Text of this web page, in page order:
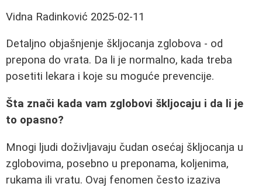
Vidna Radinković 2025-02-11
Detaljno objašnjenje škljocanja zglobova - od
prepona do vrata. Da li je normalno, kada treba
posetiti lekara i koje su moguće prevencije.
Šta znači kada vam zglobovi škljocaju i da li je
to opasno?
Mnogi ljudi doživljavaju čudan osećaj škljocanja u
zglobovima, posebno u preponama, koljenima,
rukama ili vratu. Ovaj fenomen često izaziva